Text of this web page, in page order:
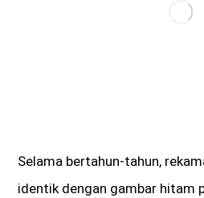
Selama bertahun-tahun,
identik dengan gambar hitam